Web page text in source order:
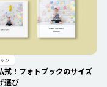
ク
拭！フォトブックのサイズ
選び